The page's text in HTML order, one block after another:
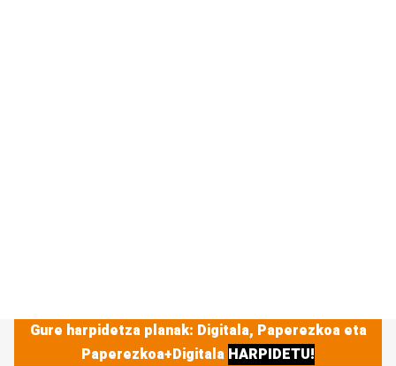
Gure harpidetza planak: Digitala, Paperezkoa eta
Paperezkoa+Digitala HARPIDETU!